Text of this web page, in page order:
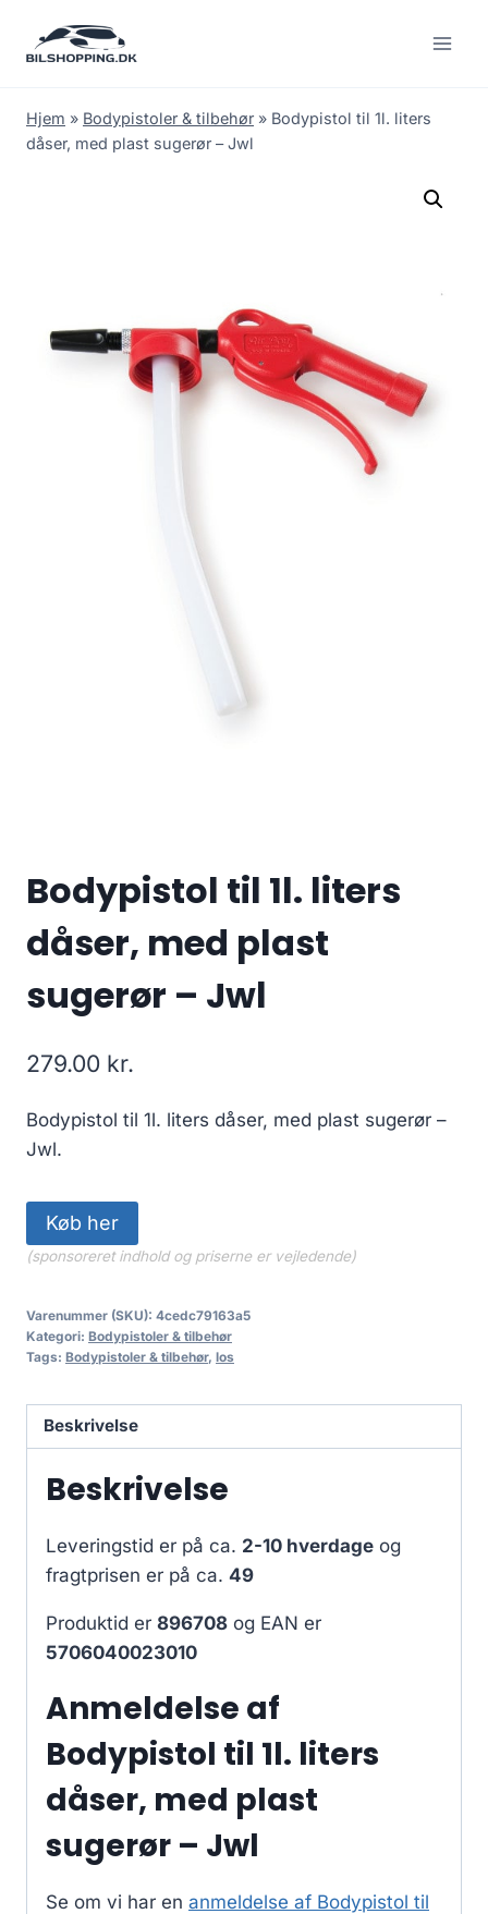
Hjem » Bodypistoler & tilbehør » Bodypistol til 1l. liters
dåser, med plast sugerør – Jwl
Bodypistol til 1l. liters
dåser, med plast
sugerør – Jwl
279.00 kr.
Bodypistol til 1l. liters dåser, med plast sugerør –
Jwl.
Køb her
(sponsoreret indhold og priserne er vejledende)
Varenummer (SKU): 4cedc79163a5
Kategori: Bodypistoler & tilbehør
Tags: Bodypistoler & tilbehør, los
Beskrivelse
Beskrivelse
Leveringstid er på ca. 2-10 hverdage og
fragtprisen er på ca. 49
Produktid er 896708 og EAN er
5706040023010
Anmeldelse af
Bodypistol til 1l. liters
dåser, med plast
sugerør – Jwl
Se om vi har en anmeldelse af Bodypistol til